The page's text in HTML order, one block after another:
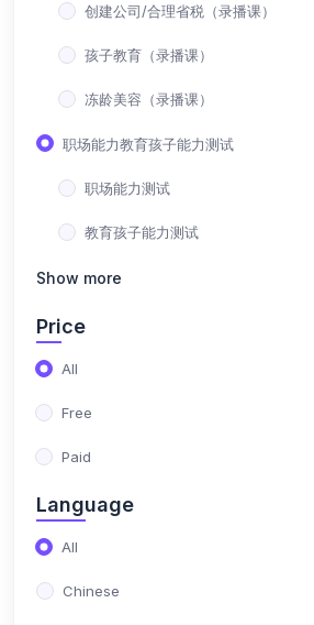
创建公司/合理省税（录播课）
孩子教育（录播课）
冻龄美容（录播课）
职场能力教育孩子能力测试
职场能力测试
教育孩子能力测试
Show more
Price
All
Free
Paid
Language
All
Chinese